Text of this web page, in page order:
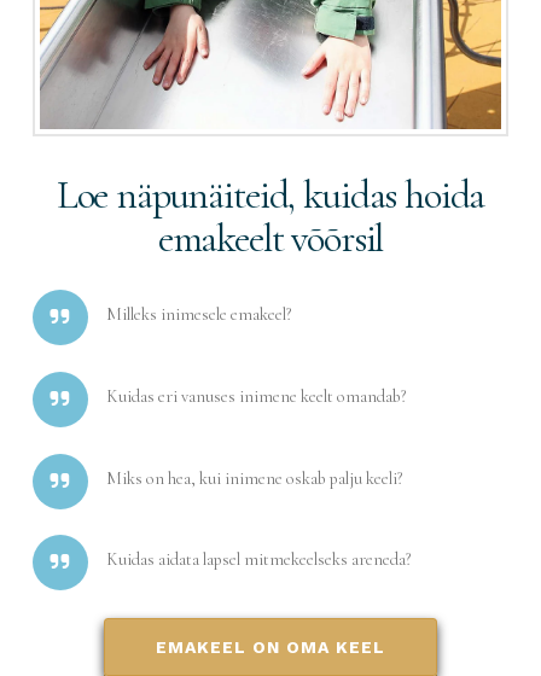
Loe näpunäiteid, kuidas hoida
emakeelt võõrsil
Milleks inimesele emakeel?
Kuidas eri vanuses inimene keelt omandab?
Miks on hea, kui inimene oskab palju keeli?
Kuidas aidata lapsel mitmekeelseks areneda?
EMAKEEL ON OMA KEEL